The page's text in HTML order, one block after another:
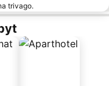
trivago.